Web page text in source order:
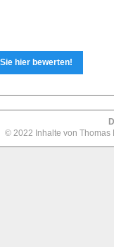
hier bewerten!
© 2022 Inhalte von Thomas